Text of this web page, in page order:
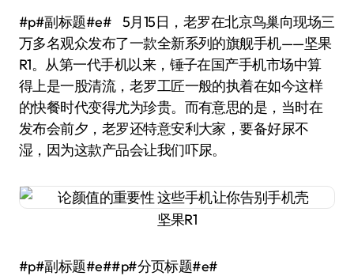
#p#副标题#e# 5月15日，老罗在北京鸟巢向现场三
万多名观众发布了一款全新系列的旗舰手机——坚果
R1。从第一代手机以来，锤子在国产手机市场中算
得上是一股清流，老罗工匠一般的执着在如今这样
的快餐时代变得尤为珍贵。而有意思的是，当时在
发布会前夕，老罗还特意安利大家，要备好尿不
湿，因为这款产品会让我们吓尿。
坚果R1
#p#副标题#e##p#分页标题#e#